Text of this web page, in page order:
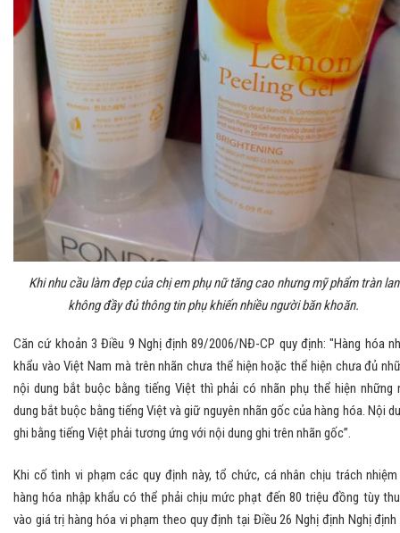
Khi nhu cầu làm đẹp của chị em phụ nữ tăng cao nhưng mỹ phẩm tràn lan
không đầy đủ thông tin phụ khiến nhiều người băn khoăn.
Căn cứ khoản 3 Điều 9 Nghị định 89/2006/NĐ-CP quy định: "Hàng hóa
khẩu vào Việt Nam mà trên nhãn chưa thể hiện hoặc thể hiện chưa đủ
nội dung bắt buộc bằng tiếng Việt thì phải có nhãn phụ thể hiện những
dung bắt buộc bằng tiếng Việt và giữ nguyên nhãn gốc của hàng hóa. Nội
ghi bằng tiếng Việt phải tương ứng với nội dung ghi trên nhãn gốc”.
Khi cố tình vi phạm các quy định này, tổ chức, cá nhân chịu trách
hàng hóa nhập khẩu có thể phải chịu mức phạt đến 80 triệu đồng tùy
vào giá trị hàng hóa vi phạm theo quy định tại Điều 26 Nghị định Nghị